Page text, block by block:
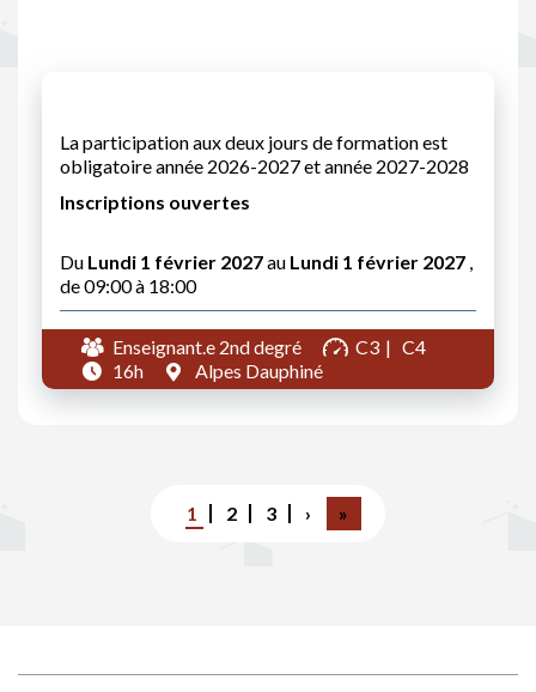
La participation aux deux jours de formation est
obligatoire année 2026-2027 et année 2027-2028
Inscriptions ouvertes
Du Lundi 1 février 2027au Lundi 1 février 2027 ,
de 09:00 à 18:00
Enseignant.e 2nd degré C3
C4
16h
Alpes Dauphiné
Page
courante
1 Page
2 Page
3
Page
suivante
›
Dernière
page
»